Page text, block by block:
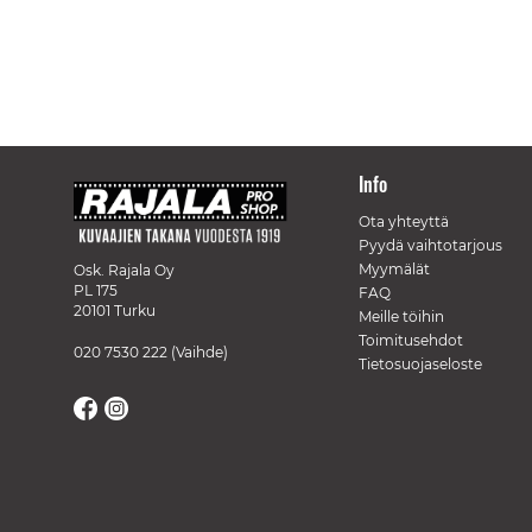
Osk. Rajala Oy
PL 175
20101 Turku
020 7530 222 (Vaihde)
Info
Ota yhteyttä
Pyydä vaihtotarjous
Myymälät
FAQ
Meille töihin
Toimitusehdot
Tietosuojaseloste